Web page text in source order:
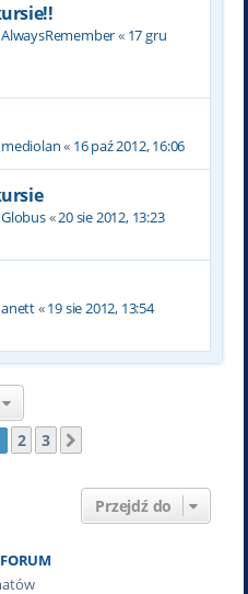
AlwaysRemember« 17 gru
mediolan« 16 paź 2012, 16:06
Globus«20 sie 2012, 13:23
anett«19 sie 2012, 13:54
2 3
Przejdź do